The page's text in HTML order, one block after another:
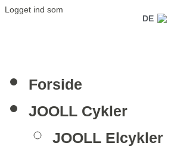
Logget ind som
Forside
JOOLL Cykler
JOOLL Elcykler
DE